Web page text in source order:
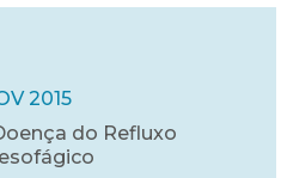
2015
do Refluxo